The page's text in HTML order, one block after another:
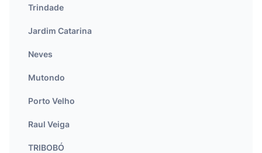
Trindade
Jardim Catarina
Neves
Mutondo
Porto Velho
Raul Veiga
TRIBOBÓ